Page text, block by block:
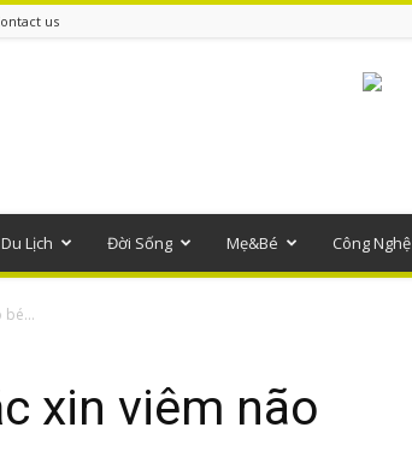
us
Du Lịch Đời Sống Mẹ&Bé Công Nghệ
bé...
xin viêm não